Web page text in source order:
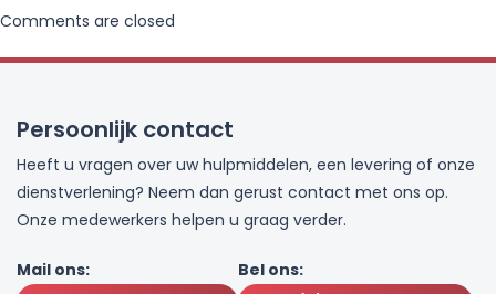
Comments are closed
Persoonlijk contact
Heeft u vragen over uw hulpmiddelen, een levering of onze
dienstverlening? Neem dan gerust contact met ons op.
Onze medewerkers helpen u graag verder.
Mail ons: Bel ons: